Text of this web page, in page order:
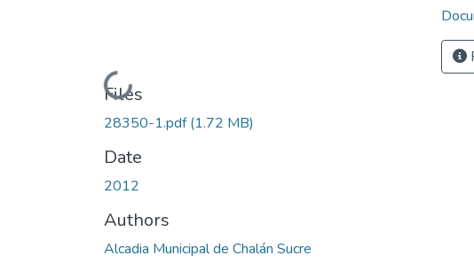
Loading...
Files
28350-1.pdf(1.72 MB)
Date
2012
Authors
Alcadia Municipal de Chalán Sucre